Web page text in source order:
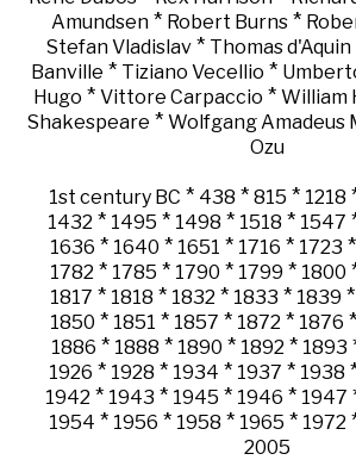
Amundsen* Robert Burns*
Stefan Vladislav * Thomas d'Aquin
Banville * Tiziano Vecellio *
Hugo * Vittore Carpaccio * William
Shakespeare * Wolfgang Amadeus
Ozu
1st century BC * 438 * 815 * 1218
1432 * 1495 * 1498 * 1518 * 1547
1636 * 1640 * 1651 * 1716 * 1723 *
1782 * 1785 * 1790 * 1799 * 1800
1817 * 1818 * 1832 * 1833 * 1839 *
1850 * 1851 * 1857 * 1872 * 1876 *
1886 * 1888 * 1890 * 1892 * 1893
1926 * 1928 * 1934 * 1937 * 1938
1942 * 1943 * 1945 * 1946 * 1947
1954 * 1956 * 1958 * 1965 * 1972
2005